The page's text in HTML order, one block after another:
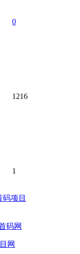
0
1216
1
码网
网